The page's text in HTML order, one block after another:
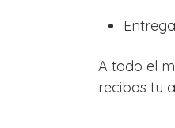
A todo el
recibas tu